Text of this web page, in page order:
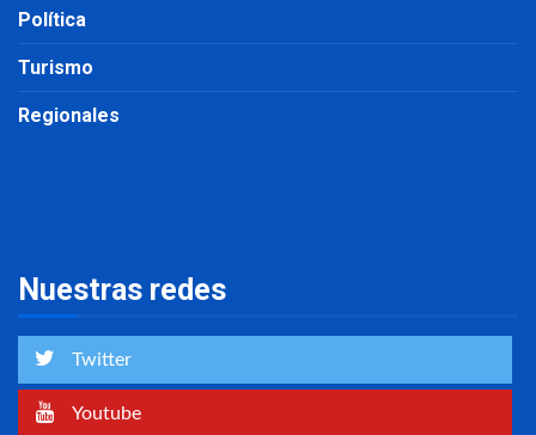
Política
Turismo
Regionales
Nuestras redes
Twitter
Youtube